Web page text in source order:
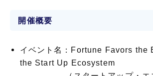
開催概要
イベント名：Fortune Favors the
the Start Up Ecosystem